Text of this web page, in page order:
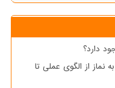
دارد؟
نماز از الگوی عملی تا